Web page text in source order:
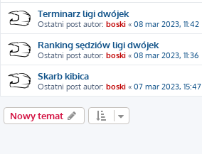
Terminarz ligi dwójek
Ostatni post autor: boski « 08 mar 2023, 11:42
Ranking sędziów ligi dwójek
Ostatni post autor: boski « 08 mar 2023, 11:36
Skarb kibica
Ostatni post autor: boski « 07 mar 2023, 15:47
Nowy temat